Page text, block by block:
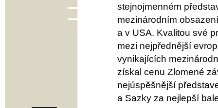
stejnojmenném
mezinárodním
a v USA. Kvalitou své
mezi nejpřednější
vynikajících
získal cenu Zlomené
nejúspěšnější
a Sazky za nejlepší